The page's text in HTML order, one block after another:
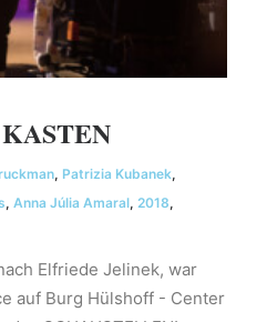
, Patrizia Kubanek,
, Anna Júlia Amaral, 2018,
Elfriede Jelinek, war
auf Burg Hülshoff - Center